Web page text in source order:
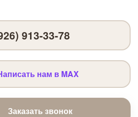
913-33-78
нам в MAX
Заказать звонок